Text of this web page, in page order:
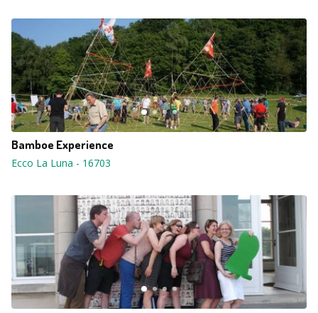
Bamboe Experience
Ecco La Luna - 16703